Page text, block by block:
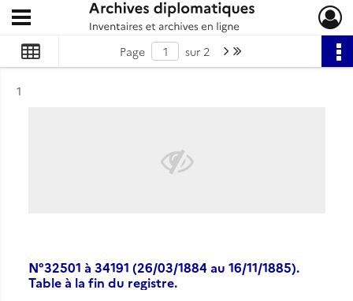
Archives diplomatiques
Ouvrir le menu déroulant
Page sur 2 Page suivante : 1/2
Résultat n°
1
N°32501 à 34191 (26/03/1884 au 16/11/1885).
Table à la fin du registre.